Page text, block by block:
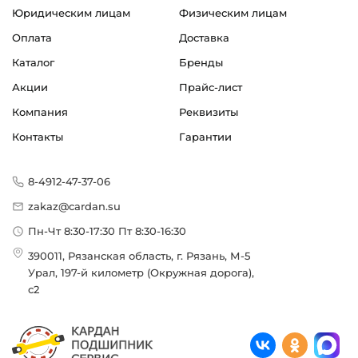
Юридическим лицам
Физическим лицам
Оплата
Доставка
Каталог
Бренды
Акции
Прайс-лист
Компания
Реквизиты
Контакты
Гарантии
8-4912-47-37-06
zakaz@cardan.su
Пн-Чт 8:30-17:30 Пт 8:30-16:30
390011, Рязанская область, г. Рязань, М-5
Урал, 197-й километр (Окружная дорога),
с2